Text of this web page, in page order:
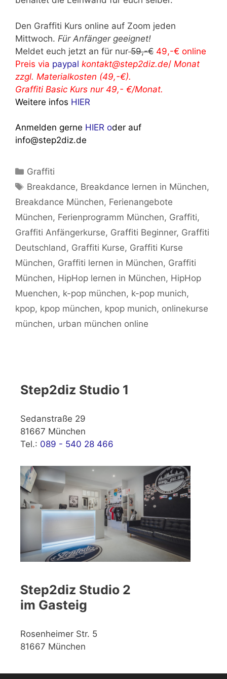
Den Graffiti Kurs online auf Zoom jeden
Mittwoch. Für Anfänger geeignet!
Meldet euch jetzt an für nur59,-€ 49,-€ online
Preis via paypal kontakt@step2diz.de/ Monat
zzgl. Materialkosten (49,-€).
Graffiti Basic Kurs nur 49,- €/Monat.
Weitere infos HIER
Anmelden gerne HIER oder auf
info@step2diz.de
Kategorien
Graffiti
Schlagwörter
Breakdance, Breakdance lernen in München,
Breakdance München, Ferienangebote
München, Ferienprogramm München, Graffiti,
Graffiti Anfängerkurse, Graffiti Beginner, Graffiti
Deutschland, Graffiti Kurse, Graffiti Kurse
München, Graffiti lernen in München, Graffiti
München, HipHop lernen in München, HipHop
Muenchen, k-pop münchen, k-pop munich,
kpop, kpop münchen, kpop munich, onlinekurse
münchen, urban münchen online
Step2diz Studio 1
Sedanstraße 29
81667 München
Tel.: 089 - 540 28 466
Step2diz Studio 2
im Gasteig
Rosenheimer Str. 5
81667 München